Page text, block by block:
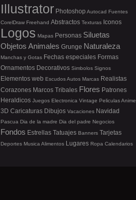
Illustrator Photoshop Autocad Fuentes
CorelDraw Freehand Abstractos Texturas Iconos
Logos Mapas Personas Siluetas
Objetos Animales Grunge Naturaleza
Manchas y Gotas Fechas especiales Formas
Ornamentos Decorativos Simbolos Signos
Elementos web EscudosAutos Marcas Realistas
Corazones Marcos Tribales Flores Patrones
Heraldicos Juegos Electronica Vintage PeliculasAnime
3D Caricaturas Dibujos Vacaciones Navidad
Pascua Dia de la madre Dia del padre Negocios
Fondos Estrellas Tatuajes Banners Tarjetas
Deportes Musica Alimentos Lugares Ropa Calendarios